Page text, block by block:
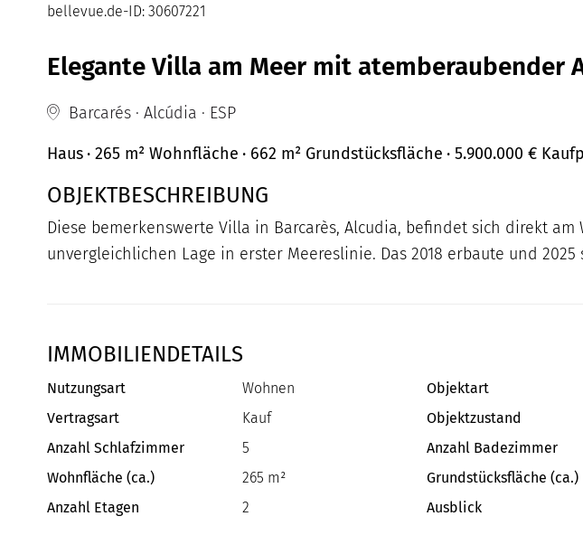
bellevue.de-ID: 30607221
Elegante Villa am Meer mit atemberaubender
Barcarés · Alcúdia · ESP
Haus · 265 m² Wohnfläche · 662 m² Grundstücksfläche · 5.900.000 €
OBJEKTBESCHREIBUNG
Diese bemerkenswerte Villa in Barcarès, Alcudia, befindet sich direkt
unvergleichlichen Lage in erster Meereslinie. Das 2018 erbaute und
IMMOBILIENDETAILS
Nutzungsart Wohnen Objektart
Vertragsart
Kauf Objektzustand
Anzahl Schlafzimmer
5 Anzahl Badezimmer
Wohnfläche (ca.)
265 m² Grundstücksfläche (ca.)
Anzahl Etagen
2 Ausblick